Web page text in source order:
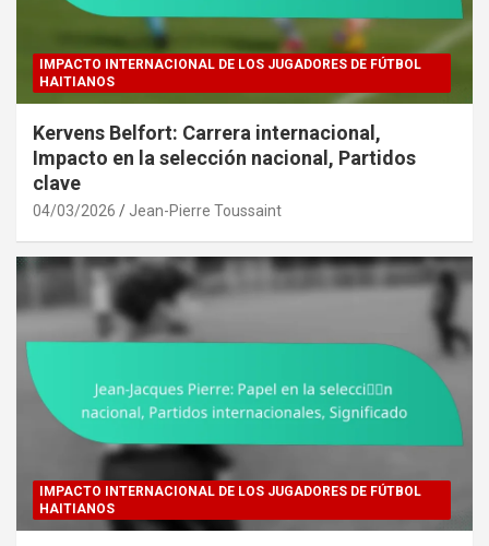
IMPACTO INTERNACIONAL DE LOS JUGADORES DE FÚTBOL
HAITIANOS
Kervens Belfort: Carrera internacional,
Impacto en la selección nacional, Partidos
clave
04/03/2026 Jean-Pierre Toussaint
IMPACTO INTERNACIONAL DE LOS JUGADORES DE FÚTBOL
HAITIANOS